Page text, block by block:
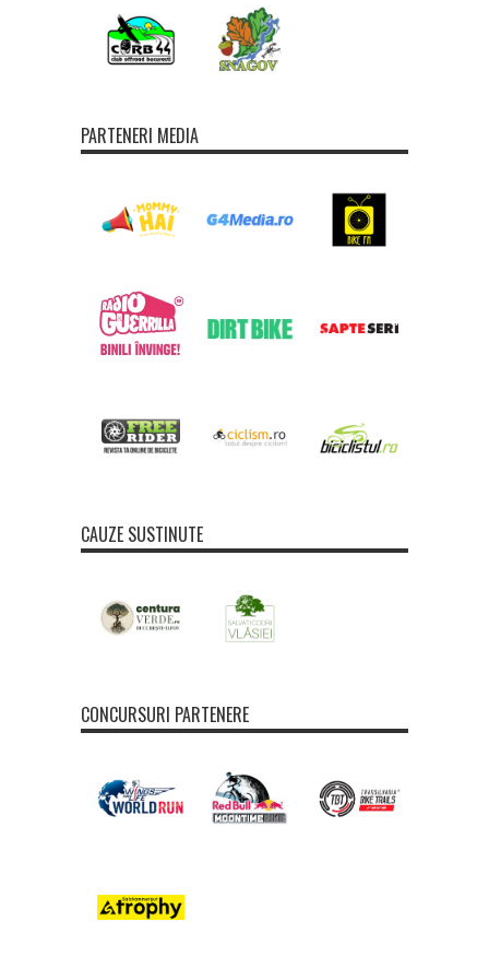
PARTENERI MEDIA
CAUZE SUSTINUTE
CONCURSURI PARTENERE